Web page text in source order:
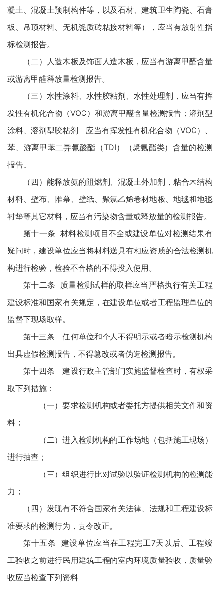
凝土、混凝土预制构件等，以及石材、建筑卫生陶瓷、石膏
板、吊顶材料、无机瓷质砖粘接材料等），应当有放射性指
标检测报告。
（二）人造木板及饰面人造木板，应当有游离甲醛含量
或游离甲醛释放量检测报告。
（三）水性涂料、水性胶粘剂、水性处理剂，应当有挥
发性有机化合物（VOC）和游离甲醛含量检测报告；溶剂型
涂料、溶剂型胶粘剂，应当有挥发性有机化合物（VOC）、
苯、游离甲苯二异氰酸酯（TDI）（聚氨酯类）含量的检测
报告。
（四）能释放氨的阻燃剂、混凝土外加剂，粘合木结构
材料、壁布、帷幕、壁纸、聚氯乙烯卷材地板、地毯和地毯
衬垫等其它材料，应当有污染物含量或释放量的检测报告。
第十一条 材料检测项目不全或建设单位对检测结果有
疑问时，建设单位应当将材料送具有相应资质的合法检测机
构进行检验，检验不合格的不得投入使用。
第十二条 质量检测试样的取样应当严格执行有关工程
建设标准和国家有关规定，在建设单位或者工程监理单位的
监督下现场取样。
第十三条 任何单位和个人不得明示或者暗示检测机构
出具虚假检测报告，不得篡改或者伪造检测报告。
第十四条 建设行政主管部门实施监督检查时，有权采
取下列措施：
（一）要求检测机构或者委托方提供相关文件和资
料；
（二）进入检测机构的工作场地（包括施工现场）
进行抽查；
（三）组织进行比对试验以验证检测机构的检测能
力；
（四）发现有不符合国家有关法律、法规和工程建设标
准要求的检测行为，责令改正。
第十五条 建设单位应当在工程完工7天以后、工程竣
工验收之前进行民用建筑工程的室内环境质量验收，质量验
收应当检查下列资料：